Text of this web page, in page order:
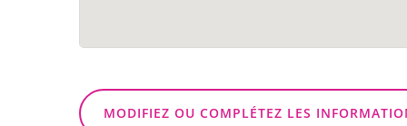
MODIFIEZ OU COMPLÉTEZ LES